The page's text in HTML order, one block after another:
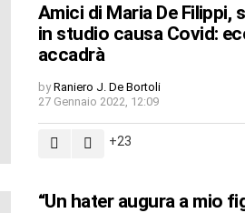
Amici di Maria De Filippi,
in studio causa Covid:
accadrà
by Raniero J. De Bortoli
27 Gennaio 2022, 12:09
23
“Un hater augura a mio